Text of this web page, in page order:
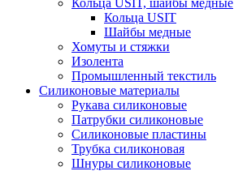
Кольца USIT, шайбы медные
Кольца USIT
Шайбы медные
Хомуты и стяжки
Изолента
Промышленный текстиль
Силиконовые материалы
Рукава силиконовые
Патрубки силиконовые
Силиконовые пластины
Трубка силиконовая
Шнуры силиконовые